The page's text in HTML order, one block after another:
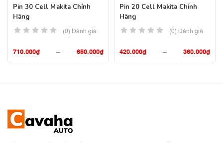
Pin 30 Cell Makita Chính
Hãng
(0) Đánh giá
650.000₫
–
710.000₫
Pin 20 Cell Makita Chính
Hãng
(0) Đánh giá
360.000₫
–
420.000₫